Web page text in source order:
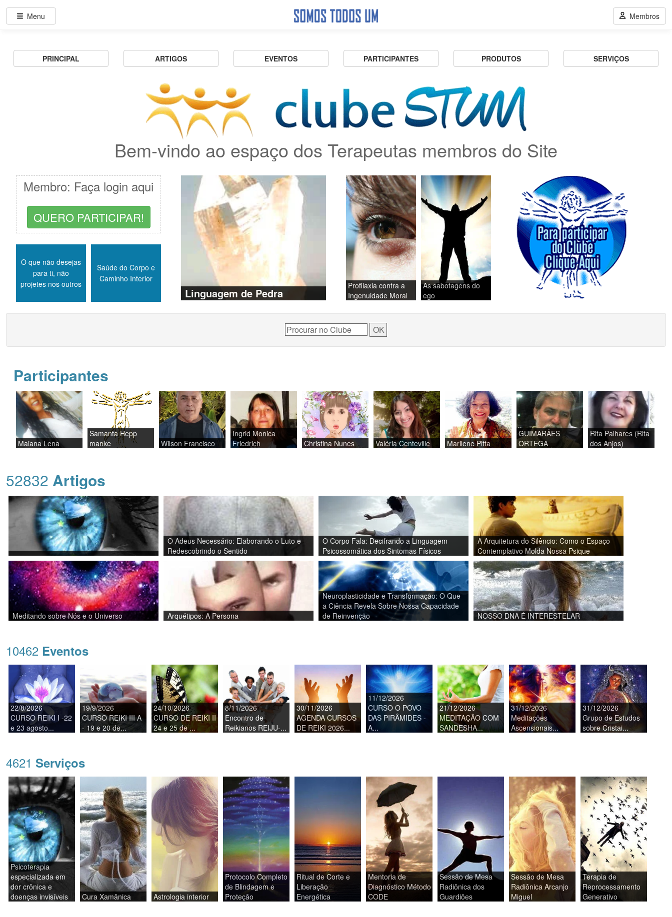
PRINCIPAL ARTIGOS EVENTOS PARTICIPANTES PRODUTOS SERVIÇOS
Bem-vindo ao espaço dos Terapeutas membros do Site
Membro: Faça login aqui
QUERO PARTICIPAR!
O que não desejas
para ti, não
projetes nos outros
Saúde do Corpo e
Caminho Interior
Linguagem de Pedra
Profilaxia contra a
Ingenuidade Moral
As sabotagens do
ego
Participantes
Maiana Lena
Samanta Hepp
manke
Wilson Francisco
Ingrid Monica
Friedrich
Christina Nunes Valéria Centeville Marilene Pitta
GUIMARÃES
ORTEGA
Rita Palhares (Rita
dos Anjos)
52832 Artigos
O Adeus Necessário: Elaborando o Luto e
Redescobrindo o Sentido
O Corpo Fala: Decifrando a Linguagem
Psicossomática dos Sintomas Físicos
A Arquitetura do Silêncio: Como o Espaço
Contemplativo Molda Nossa Psique
Meditando sobre Nós e o Universo Arquétipos: A Persona
Neuroplasticidade e Transformação: O Que
a Ciência Revela Sobre Nossa Capacidade
de Reinvenção
NOSSO DNA É INTERESTELAR
10462 Eventos
22/8/2026
CURSO REIKI I -22
e 23 agosto...
19/9/2026
CURSO REIKI III A
- 19 e 20 de...
24/10/2026
CURSO DE REIKI II
24 e 25 de ...
8/11/2026
Encontro de
Reikianos REIJU-...
30/11/2026
AGENDA CURSOS
DE REIKI 2026...
11/12/2026
CURSO O POVO
DAS PIRÂMIDES -
A...
21/12/2026
MEDITAÇÃO COM
SANDESHA...
31/12/2026
Meditações
Ascensionais...
31/12/2026
Grupo de Estudos
sobre Cristai...
4621 Serviços
Psicoterapia
especializada em
dor crônica e
doenças invisíveis
Cura Xamânica Astrologia interior
Protocolo Completo
de Blindagem e
Proteção
Ritual de Corte e
Liberação
Energética
Mentoria de
Diagnóstico Método
CODE
Sessão de Mesa
Radiônica dos
Guardiões
Sessão de Mesa
Radiônica Arcanjo
Miguel
Terapia de
Reprocessamento
Generativo
Menu Membros